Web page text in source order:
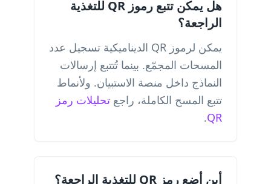
هل يمكن تتبع رموز QR للتغذية
الراجعة؟
يمكن لرموز QR الديناميكية تسجيل عدد
المسحات المجمّع. بينما تُتتبع إرسالات
النماذج داخل منصة الاستبيان. ولأنماط
تتبع المسح الكاملة، راجع تحليلات رمز
QR
.
أين أضع رمز QR للتغذية الراجعة؟